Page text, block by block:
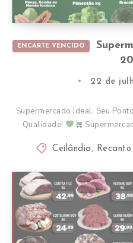
ENCARTE VENCIDO
22 de
Supermercado Ideal: Seu
Qualidade!
Ceilândia ,